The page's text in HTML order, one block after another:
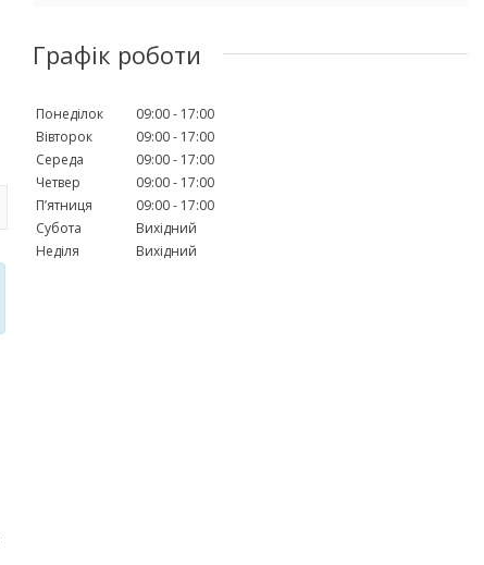
Графік роботи
Понеділок 09:00
17:00
Вівторок
09:00
17:00
Середа
09:00
17:00
Четвер
09:00
17:00
Пʼятниця
09:00
17:00
Субота
Вихідний
Неділя
Вихідний